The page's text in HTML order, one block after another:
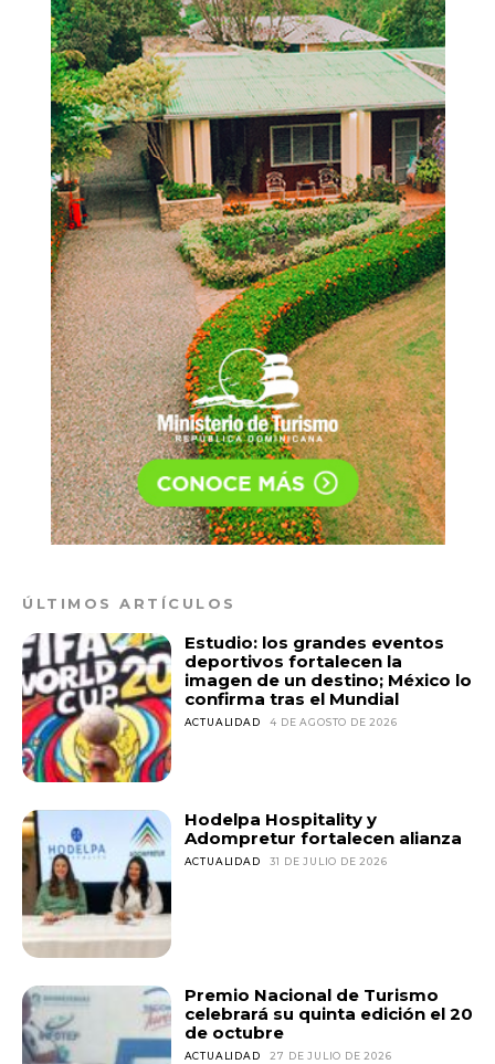
ÚLTIMOS ARTÍCULOS
Estudio: los grandes eventos
deportivos fortalecen la
imagen de un destino; México lo
confirma tras el Mundial
ACTUALIDAD 4 DE AGOSTO DE 2026
Hodelpa Hospitality y
Adompretur fortalecen alianza
ACTUALIDAD 31 DE JULIO DE 2026
Premio Nacional de Turismo
celebrará su quinta edición el 20
de octubre
ACTUALIDAD 27 DE JULIO DE 2026